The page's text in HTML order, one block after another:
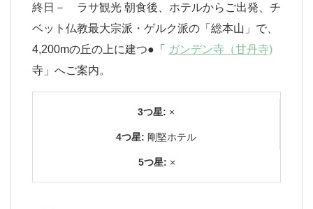
終日－ ラサ観光 朝食後、ホテルからご出発、チ
ベット仏教最大宗派・ゲルク派の「総本山」で、
4,200mの丘の上に建つ●「
ガンデン寺（甘丹寺)
寺」へご案内。
3つ星: ×
4つ星: 剛堅ホテル
5つ星: ×